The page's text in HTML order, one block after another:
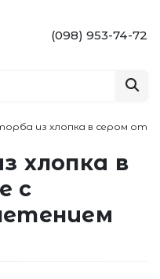
(098) 953-74-72
из хлопка в сером
хлопка в
с